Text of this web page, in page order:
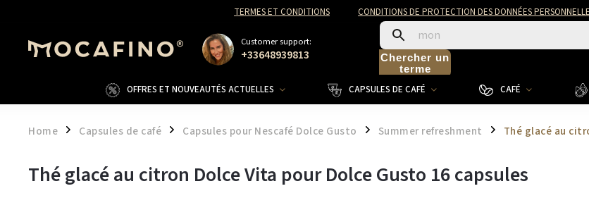
TERMES ET CONDITIONS CONDITIONS DE PROTECTION DES DONNÉES
Customer support:
+33648939813
Chercher un
terme
OFFRES ET NOUVEAUTÉS ACTUELLES CAPSULES DE CAFÉ CAFÉ
Home / Capsules de café / Capsules pour Nescafé Dolce Gusto / Summer refreshment / Thé glacé au
Thé glacé au citron Dolce Vita pour Dolce Gusto 16 capsules